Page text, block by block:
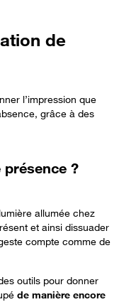
de
l’impression que
grâce à des
?
allumée chez
et ainsi dissuader
compte comme de
outils pour donner
de manière encore